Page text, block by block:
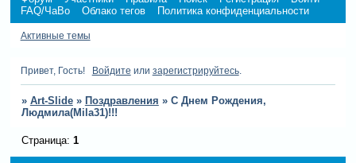
FAQ/ЧаВо
Облако тегов Политика конфиденциальности
Активные темы
Привет, Гость! Войдите или зарегистрируйтесь.
» Art-Slide » Поздравления » С Днем Рождения,
Людмила(Mila31)!!!
Страница: 1